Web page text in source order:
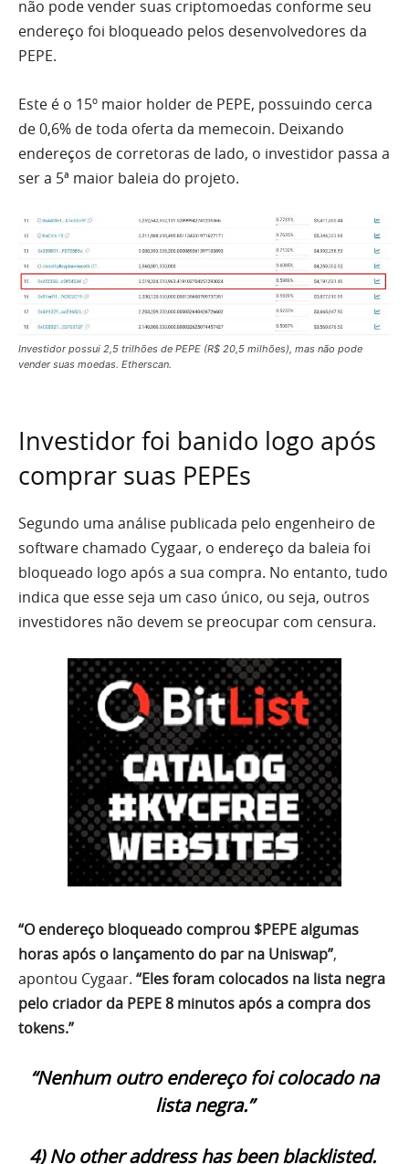
não pode vender suas criptomoedas conforme seu
endereço foi bloqueado pelos desenvolvedores da
PEPE.
Este é o 15º maior holder de PEPE, possuindo cerca
de 0,6% de toda oferta da memecoin. Deixando
endereços de corretoras de lado, o investidor passa a
ser a 5ª maior baleia do projeto.
Investidor possui 2,5 trilhões de PEPE (R$ 20,5 milhões), mas não pode
vender suas moedas. Etherscan.
Investidor foi banido logo após
comprar suas PEPEs
Segundo uma análise publicada pelo engenheiro de
software chamado Cygaar, o endereço da baleia foi
bloqueado logo após a sua compra. No entanto, tudo
indica que esse seja um caso único, ou seja, outros
investidores não devem se preocupar com censura.
“O endereço bloqueado comprou $PEPE algumas
horas após o lançamento do par na Uniswap”,
apontou Cygaar. “Eles foram colocados na lista negra
pelo criador da PEPE 8 minutos após a compra dos
tokens.”
“Nenhum outro endereço foi colocado na
lista negra.”
4) No other address has been blacklisted.